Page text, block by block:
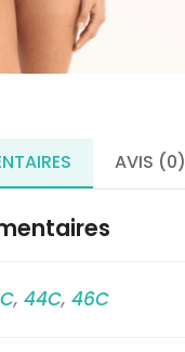
AVIS (0)
,44C,46C